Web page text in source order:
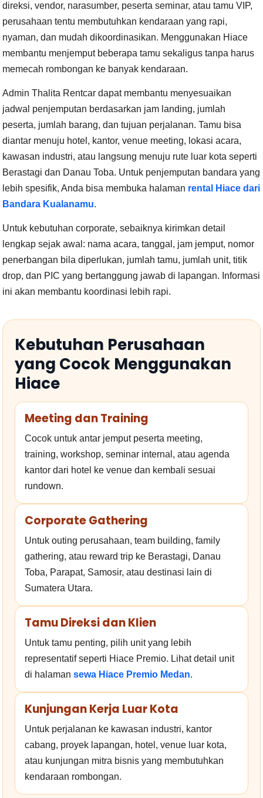
direksi, vendor, narasumber, peserta seminar, atau tamu VIP,
perusahaan tentu membutuhkan kendaraan yang rapi,
nyaman, dan mudah dikoordinasikan. Menggunakan Hiace
membantu menjemput beberapa tamu sekaligus tanpa harus
memecah rombongan ke banyak kendaraan.
Admin Thalita Rentcar dapat membantu menyesuaikan
jadwal penjemputan berdasarkan jam landing, jumlah
peserta, jumlah barang, dan tujuan perjalanan. Tamu bisa
diantar menuju hotel, kantor, venue meeting, lokasi acara,
kawasan industri, atau langsung menuju rute luar kota seperti
Berastagi dan Danau Toba. Untuk penjemputan bandara yang
lebih spesifik, Anda bisa membuka halaman rental Hiace dari
Bandara Kualanamu.
Untuk kebutuhan corporate, sebaiknya kirimkan detail
lengkap sejak awal: nama acara, tanggal, jam jemput, nomor
penerbangan bila diperlukan, jumlah tamu, jumlah unit, titik
drop, dan PIC yang bertanggung jawab di lapangan. Informasi
ini akan membantu koordinasi lebih rapi.
Kebutuhan Perusahaan
yang Cocok Menggunakan
Hiace
Meeting dan Training
Cocok untuk antar jemput peserta meeting,
training, workshop, seminar internal, atau agenda
kantor dari hotel ke venue dan kembali sesuai
rundown.
Corporate Gathering
Untuk outing perusahaan, team building, family
gathering, atau reward trip ke Berastagi, Danau
Toba, Parapat, Samosir, atau destinasi lain di
Sumatera Utara.
Tamu Direksi dan Klien
Untuk tamu penting, pilih unit yang lebih
representatif seperti Hiace Premio. Lihat detail unit
di halamansewa Hiace Premio Medan.
Kunjungan Kerja Luar Kota
Untuk perjalanan ke kawasan industri, kantor
cabang, proyek lapangan, hotel, venue luar kota,
atau kunjungan mitra bisnis yang membutuhkan
kendaraan rombongan.